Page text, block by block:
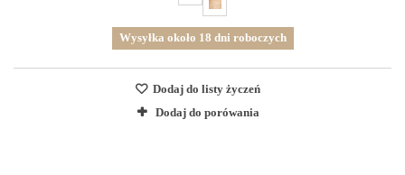
Wysyłka około 18 dni roboczych
Dodaj do listy życzeń
Dodaj do porówania